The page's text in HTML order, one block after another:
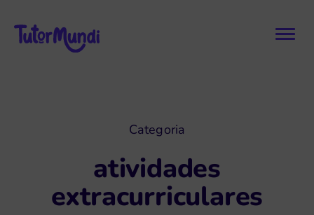
Categoria
atividades
extracurriculares